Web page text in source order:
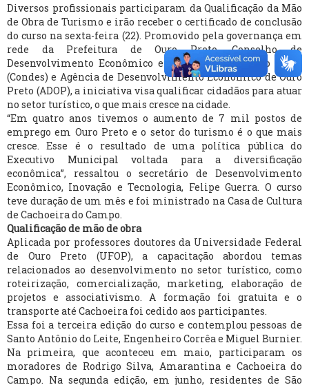
Diversos profissionais participaram da Qualificação da Mão
de Obra de Turismo e irão receber o certificado de conclusão
do curso na sexta-feira (22). Promovido pela governança em
rede da Prefeitura de Ouro Preto, Conselho de
Desenvolvimento Econômico e Sustentável de Ouro Preto
(Condes) e Agência de Desenvolvimento Econômico de Ouro
Preto (ADOP), a iniciativa visa qualificar cidadãos para atuar
no setor turístico, o que mais cresce na cidade.
“Em quatro anos tivemos o aumento de 7 mil postos de
emprego em Ouro Preto e o setor do turismo é o que mais
cresce. Esse é o resultado de uma política pública do
Executivo Municipal voltada para a diversificação
econômica”, ressaltou o secretário de Desenvolvimento
Econômico, Inovação e Tecnologia, Felipe Guerra. O curso
teve duração de um mês e foi ministrado na Casa de Cultura
de Cachoeira do Campo.
Qualificação de mão de obra
Aplicada por professores doutores da Universidade Federal
de Ouro Preto (UFOP), a capacitação abordou temas
relacionados ao desenvolvimento no setor turístico, como
roteirização, comercialização, marketing, elaboração de
projetos e associativismo. A formação foi gratuita e o
transporte até Cachoeira foi cedido aos participantes.
Essa foi a terceira edição do curso e contemplou pessoas de
Santo Antônio do Leite, Engenheiro Corrêa e Miguel Burnier.
Na primeira, que aconteceu em maio, participaram os
moradores de Rodrigo Silva, Amarantina e Cachoeira do
Campo. Na segunda edição, em junho, residentes de São